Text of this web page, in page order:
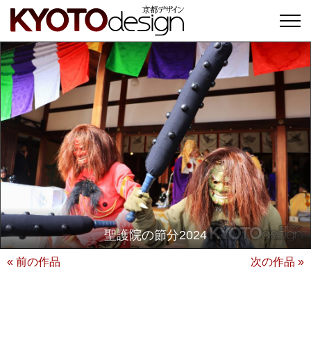
聖護院の節分2024
« 前の作品 次の作品 »